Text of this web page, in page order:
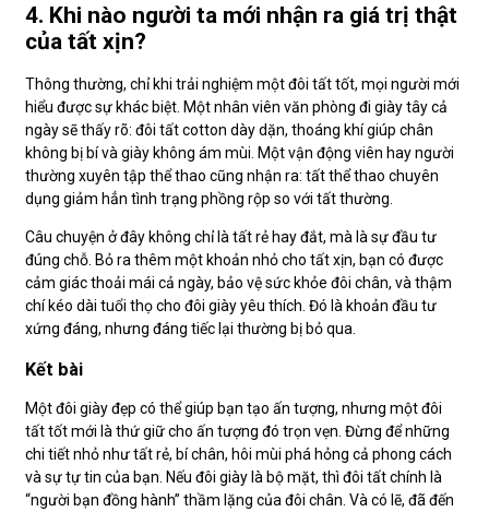
4. Khi nào người ta mới nhận ra giá trị thật
của tất xịn?
Thông thường, chỉ khi trải nghiệm một đôi tất tốt, mọi người mới
hiểu được sự khác biệt. Một nhân viên văn phòng đi giày tây cả
ngày sẽ thấy rõ: đôi tất cotton dày dặn, thoáng khí giúp chân
không bị bí và giày không ám mùi. Một vận động viên hay người
thường xuyên tập thể thao cũng nhận ra: tất thể thao chuyên
dụng giảm hẳn tình trạng phồng rộp so với tất thường.
Câu chuyện ở đây không chỉ là tất rẻ hay đắt, mà là sự đầu tư
đúng chỗ. Bỏ ra thêm một khoản nhỏ cho tất xịn, bạn có được
cảm giác thoải mái cả ngày, bảo vệ sức khỏe đôi chân, và thậm
chí kéo dài tuổi thọ cho đôi giày yêu thích. Đó là khoản đầu tư
xứng đáng, nhưng đáng tiếc lại thường bị bỏ qua.
Kết bài
Một đôi giày đẹp có thể giúp bạn tạo ấn tượng, nhưng một đôi
tất tốt mới là thứ giữ cho ấn tượng đó trọn vẹn. Đừng để những
chi tiết nhỏ như tất rẻ, bí chân, hôi mùi phá hỏng cả phong cách
và sự tự tin của bạn. Nếu đôi giày là bộ mặt, thì đôi tất chính là
“người bạn đồng hành” thầm lặng của đôi chân. Và có lẽ, đã đến